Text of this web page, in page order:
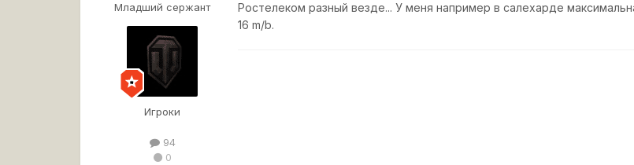
Младший сержант
Игроки
94
0
Ростелеком разный везде... У меня например в салехарде
16 m/b.